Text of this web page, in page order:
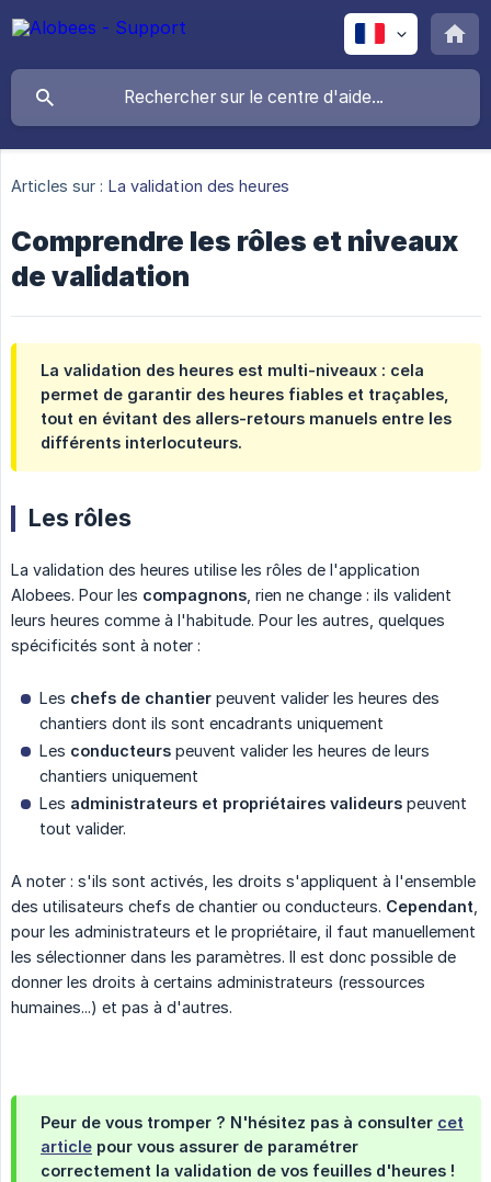
Articles sur : La validation des heures
Comprendre les rôles et niveaux
de validation
La validation des heures est multi-niveaux : cela
permet de garantir des heures fiables et traçables,
tout en évitant des allers-retours manuels entre les
différents interlocuteurs.
Les rôles
La validation des heures utilise les rôles de l'application
Alobees. Pour les compagnons , rien ne change : ils valident
leurs heures comme à l'habitude. Pour les autres, quelques
spécificités sont à noter :
Les chefs de chantier peuvent valider les heures des
chantiers dont ils sont encadrants uniquement
Les conducteurs peuvent valider les heures de leurs
chantiers uniquement
Les administrateurs et propriétaires valideurs peuvent
tout valider.
A noter : s'ils sont activés, les droits s'appliquent à l'ensemble
des utilisateurs chefs de chantier ou conducteurs. Cependant
pour les administrateurs et le propriétaire, il faut manuellement
les sélectionner dans les paramètres. Il est donc possible de
donner les droits à certains administrateurs (ressources
humaines...) et pas à d'autres.
Peur de vous tromper ? N'hésitez pas à consulter cet
article pour vous assurer de paramétrer
correctement la validation de vos feuilles d'heures !